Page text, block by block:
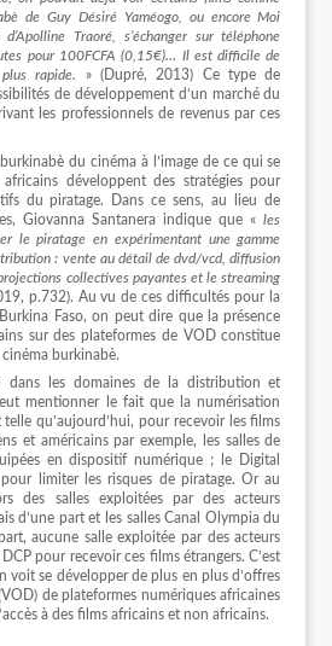
de Guy Désiré Yaméogo, ou encore Moi
Traoré, s’échanger sur téléphone
pour 100FCFA (0,15€)… Il est difficile de
rapide.
» (Dupré, 2013) Ce type de
de développement d’un marché du
les professionnels de revenus par ces
du cinéma à l’image de ce qui se
développent des stratégies pour
du piratage. Dans ce sens, au lieu de
Giovanna Santanera indique que «les
le piratage en expérimentant une gamme
: vente au détail de dvd/vcd, diffusion
collectives payantes et le streaming
p.732). Au vu de ces difficultés pour la
Faso, on peut dire que la présence
sur des plateformes de VOD constitue
burkinabè.
dans les domaines de la distribution et
mentionner le fait que la numérisation
qu’aujourd’hui, pour recevoir les films
et américains par exemple, les salles de
en dispositif numérique ; le Digital
pour limiter les risques de piratage. Or au
des salles exploitées par des acteurs
d’une part et les salles Canal Olympia du
aucune salle exploitée par des acteurs
pour recevoir ces films étrangers. C’est
voit se développer de plus en plus d’offres
de plateformes numériques africaines
à des films africains et non africains.